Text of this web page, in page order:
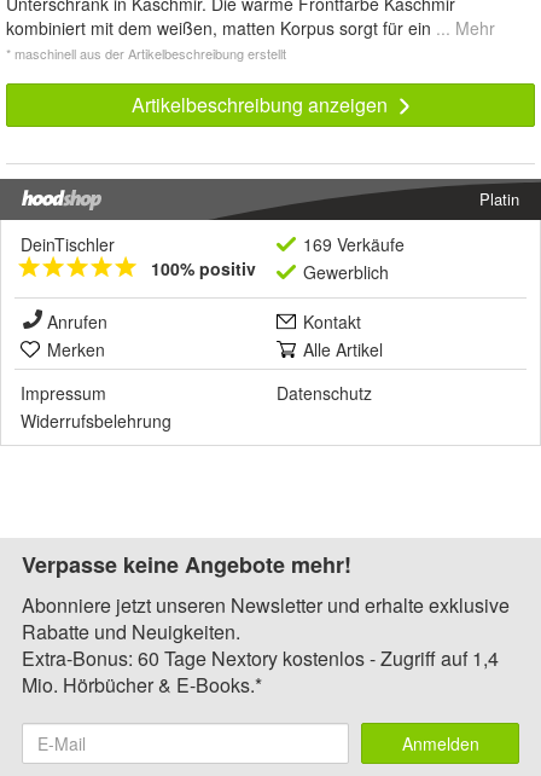
kombiniert mit dem weißen, matten Korpus sorgt für ein ... Mehr
* maschinell aus der Artikelbeschreibung erstellt
Artikelbeschreibung anzeigen
Platin
DeinTischler
100% positiv
169 Verkäufe
Gewerblich
Anrufen
Kontakt
Merken
Alle Artikel
Impressum
Datenschutz
Widerrufsbelehrung
Verpasse keine Angebote mehr!
Abonniere jetzt unseren Newsletter und erhalte exklusive
Rabatte und Neuigkeiten.
Extra-Bonus: 60 Tage Nextory kostenlos - Zugriff auf 1,4
Mio. Hörbücher & E-Books.*
Anmelden